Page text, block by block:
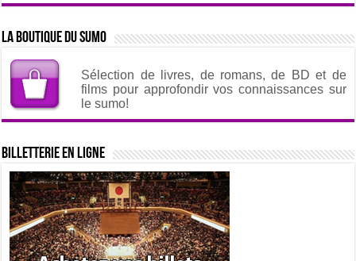
La boutique du sumo
Sélection de livres, de romans, de BD et de
films pour approfondir vos connaissances sur
le sumo!
Billetterie en ligne